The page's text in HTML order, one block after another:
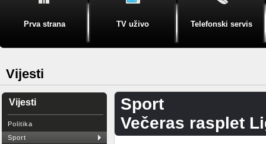
Prva strana TV uživo Telefonski servis
Vijesti
Vijesti
Politika
Sport
Sport
Večeras rasplet